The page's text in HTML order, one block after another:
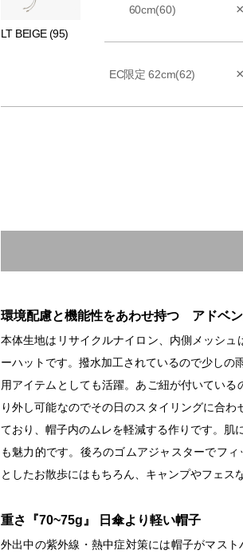
LT BEIGE (95)
60cm(60) ×
EC限定 62cm(62) ×
環境配慮と機能性をあわせ持つ アドベン
本体生地はリサイクルナイロン、内側メッシ
ーハットです。撥水加工されているので少し
用アイテムとしても活躍。あご紐が付いてい
り外し可能なのでその日のスタイリングに合
ており、帽子内のムレを軽減する作りです。肌
も魅力的です。後ろのゴムアジャスターでフ
としたお散歩にはもちろん、キャンプやフェス
重さ『70~75g』 日傘より軽い帽子
外出中の紫外線・熱中症対策には帽子がマス